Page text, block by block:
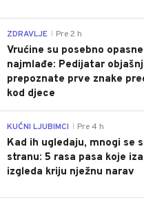
ZDRAVLJE Pre 2 h
Vrućine su posebno
najmlađe: Pedijatar
prepoznate prve znake
kod djece
KUĆNI LJUBIMCI Pre 4 h
Kad ih ugledaju, mnogi se
stranu: 5 rasa pasa koje
izgleda kriju nježnu narav